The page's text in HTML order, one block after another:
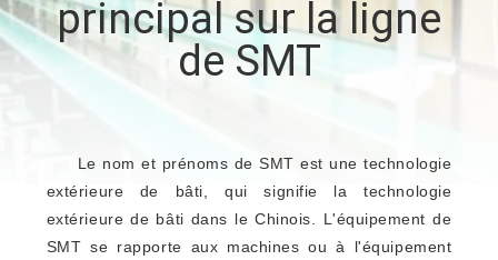
CONTRÔLE
CONTACTEZ-
NOUS
principal sur la ligne
de SMT
Le nom et prénoms de SMT est une technologie
extérieure de bâti, qui signifie la technologie
extérieure de bâti dans le Chinois. L'équipement de
SMT se rapporte aux machines ou à l'équipement